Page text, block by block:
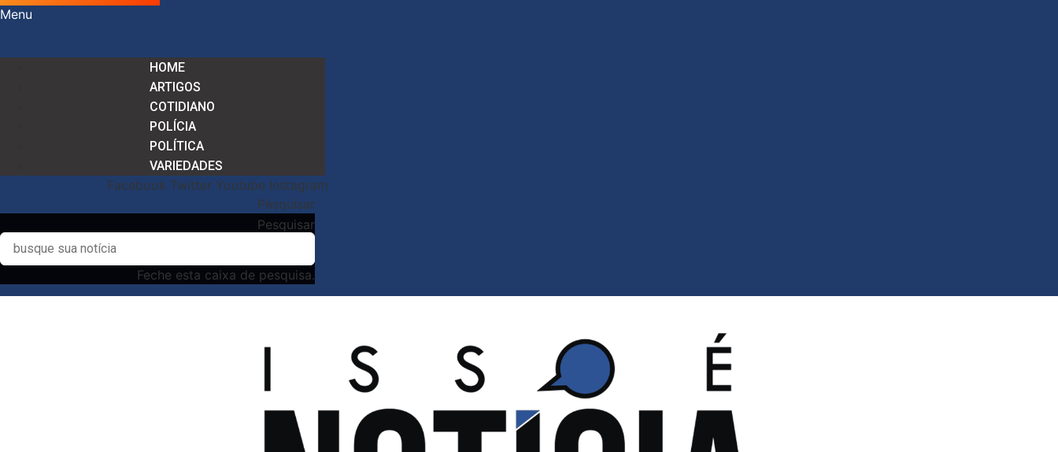
Menu
HOME
ARTIGOS
COTIDIANO
POLÍCIA
POLÍTICA
VARIEDADES
Facebook Twitter Youtube Instagram
Pesquisar
Pesquisar
Feche esta caixa de pesquisa.